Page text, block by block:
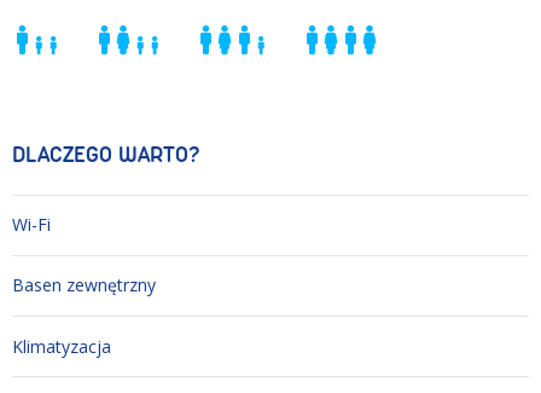
DLACZEGO WARTO?
Wi-Fi
Basen zewnętrzny
Klimatyzacja